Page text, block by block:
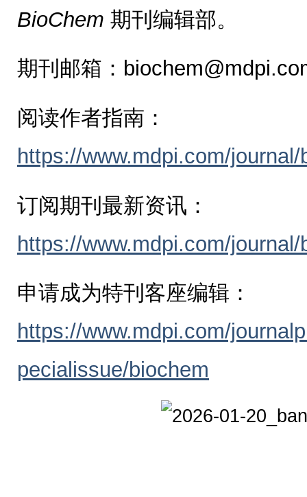
BioChem 期刊编辑部。
期刊邮箱：
阅读作者指南：
https://www.mdpi.com/
订阅期刊最新资讯：
https://www.mdpi.com/
申请成为特刊客座编辑：
https://www.mdpi.com/
pecialissue/biochem